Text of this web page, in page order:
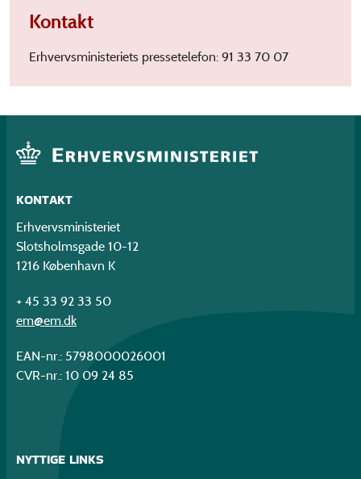
Kontakt
Erhvervsministeriets pressetelefon: 91 33 70 07
KONTAKT
Erhvervsministeriet
Slotsholmsgade 10-12
1216 København K
+ 45 33 92 33 50
em@em.dk
EAN-nr.: 5798000026001
CVR-nr.: 10 09 24 85
NYTTIGE LINKS